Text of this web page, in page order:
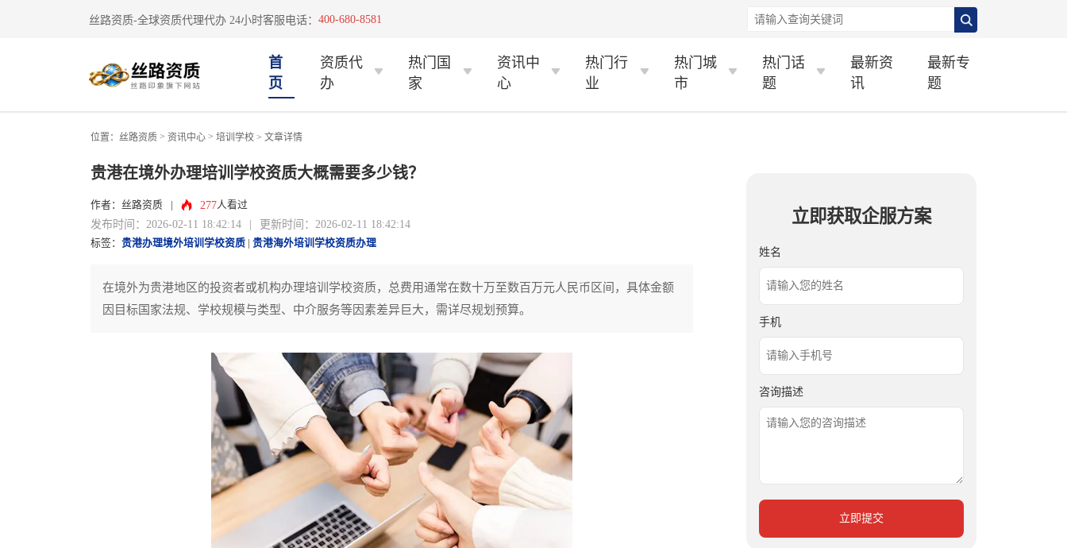
丝路资质-全球资质代理代办 24小时客服电话： 400-680-8581
首
页
资质代
办
热门国
家
资讯中
心
热门行
业
热门城
市
热门话
题
最新资
讯
最新专
题
位置： 丝路资质 > 资讯中心 > 培训学校 > 文章详情
贵港在境外办理培训学校资质大概需要多少钱？
作者：丝路资质 277人看过
发布时间：2026-02-11 18:42:14 | 更新时间：2026-02-11 18:42:14
标签： 贵港办理境外培训学校资质 贵港海外培训学校资质办理
在境外为贵港地区的投资者或机构办理培训学校资质，总费用通常在数十万至数百万元人民币区间，具体金额
因目标国家法规、学校规模与类型、中介服务等因素差异巨大，需详尽规划预算。
立即获取企服方案
姓名
手机
咨询描述
立即提交